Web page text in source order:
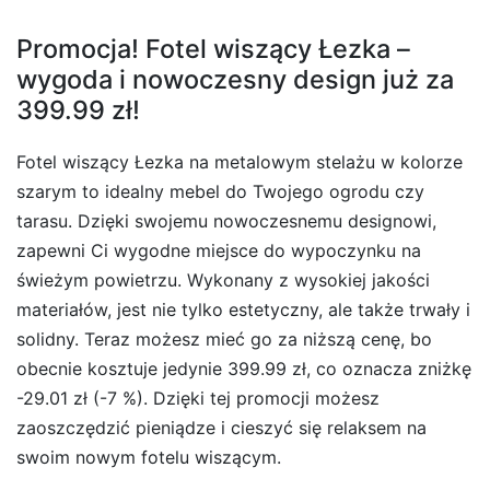
Promocja! Fotel wiszący Łezka –
wygoda i nowoczesny design już za
399.99 zł!
Fotel wiszący Łezka na metalowym stelażu w kolorze
szarym to idealny mebel do Twojego ogrodu czy
tarasu. Dzięki swojemu nowoczesnemu designowi,
zapewni Ci wygodne miejsce do wypoczynku na
świeżym powietrzu. Wykonany z wysokiej jakości
materiałów, jest nie tylko estetyczny, ale także trwały i
solidny. Teraz możesz mieć go za niższą cenę, bo
obecnie kosztuje jedynie 399.99 zł, co oznacza zniżkę
-29.01 zł (-7 %). Dzięki tej promocji możesz
zaoszczędzić pieniądze i cieszyć się relaksem na
swoim nowym fotelu wiszącym.